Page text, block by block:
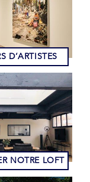
D’ARTISTES
NOTRE LOFT